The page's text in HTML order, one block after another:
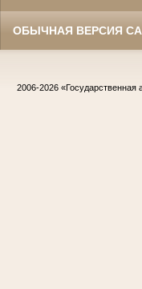
ОБЫЧНАЯ ВЕРСИЯ
2006-2026 «Государственная